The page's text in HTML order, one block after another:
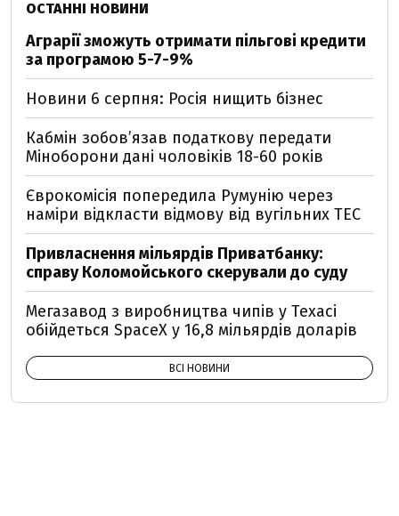
ОСТАННІ НОВИНИ
Аграрії зможуть отримати пільгові кредити
за програмою 5-7-9%
Новини 6 серпня: Росія нищить бізнес
Кабмін зобовʼязав податкову передати
Міноборони дані чоловіків 18-60 років
Єврокомісія попередила Румунію через
наміри відкласти відмову від вугільних ТЕС
Привласнення мільярдів Приватбанку:
справу Коломойського скерували до суду
Мегазавод з виробництва чипів у Техасі
обійдеться SpaceX у 16,8 мільярдів доларів
ВСІ НОВИНИ